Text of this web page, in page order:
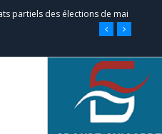
partiels des élections de mai
joignable au 105, ouvert
campagnes ce jeudi 28 mai à